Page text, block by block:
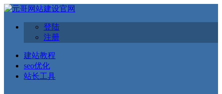
登陆
注册
建站教程
seo优化
站长工具